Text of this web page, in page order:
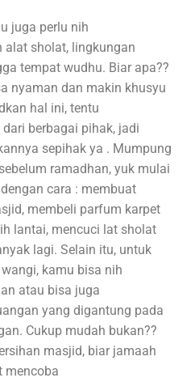
juga perlu nih
alat sholat, lingkungan
tempat wudhu. Biar apa??
nyaman dan makin khusyu
hal ini, tentu
berbagai pihak, jadi
sepihak ya . Mumpung
ramadhan, yuk mulai
cara : membuat
membeli parfum karpet
lantai, mencuci lat sholat
lagi. Selain itu, untuk
kamu bisa nih
atau bisa juga
yang digantung pada
Cukup mudah bukan??
masjid, biar jamaah
mencoba